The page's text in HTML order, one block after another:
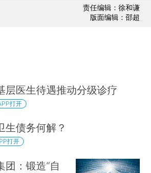
责任编辑：徐和谦
版面编辑：邵超
层医生待遇推动分级诊疗
打开
生债务何解？
打开
团：锻造“自